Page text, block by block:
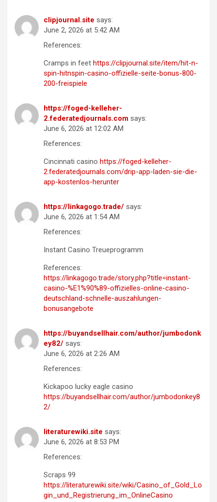
clipjournal.site says:
June 2, 2026 at 5:42 AM
References:
Cramps in feet https://clipjournal.site/item/hit-n-
spin-hitnspin-casino-offizielle-seite-bonus-800-
200-freispiele
https://foged-kelleher-
2.federatedjournals.com says:
June 6, 2026 at 12:02 AM
References:
Cincinnati casino https://foged-kelleher-
2.federatedjournals.com/drip-app-laden-sie-die-
app-kostenlos-herunter
https://linkagogo.trade/ says:
June 6, 2026 at 1:54 AM
References:
Instant Casino Treueprogramm
References:
https://linkagogo.trade/story.php?title=instant-
casino-%E1%90%89-offizielles-online-casino-
deutschland-schnelle-auszahlungen-
bonusangebote
https://buyandsellhair.com/author/jumbodonk
ey82/ says:
June 6, 2026 at 2:26 AM
References:
Kickapoo lucky eagle casino
https://buyandsellhair.com/author/jumbodonkey8
2/
literaturewiki.site says:
June 6, 2026 at 8:53 PM
References:
Scraps 99
https://literaturewiki.site/wiki/Casino_of_Gold_Lo
gin_und_Registrierung_im_OnlineCasino